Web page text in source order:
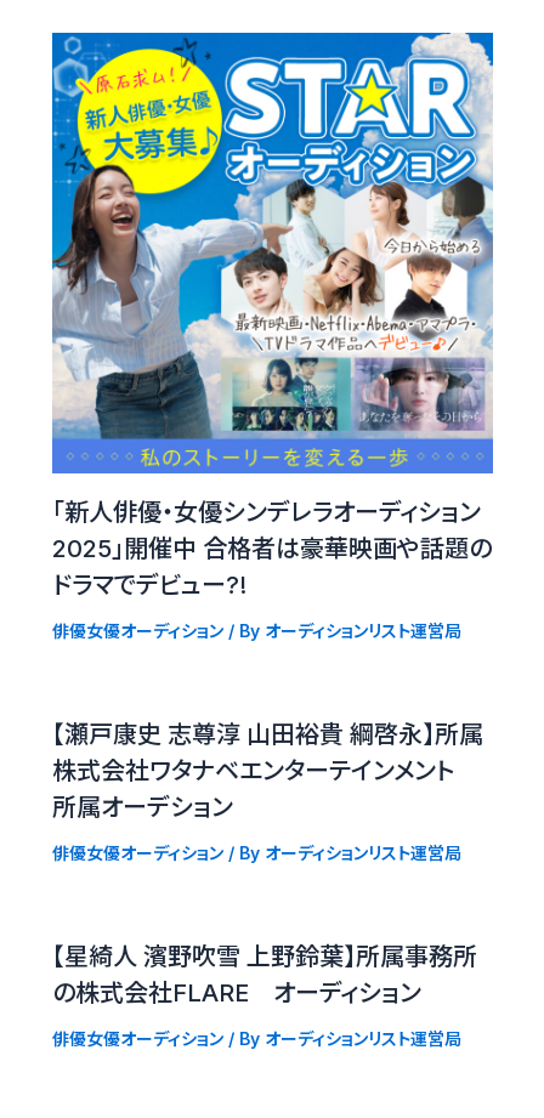
「新人俳優・女優シンデレラオーディション
2025」開催中 合格者は豪華映画や話題の
ドラマでデビュー?!
俳優女優オーディション/ By オーディションリスト運営局
【瀬戸康史 志尊淳 山田裕貴 綱啓永】所属
株式会社ワタナベエンターテインメント
所属オーデション
俳優女優オーディション/ By オーディションリスト運営局
【星綺人 濱野吹雪 上野鈴葉】所属事務所
の株式会社FLARE オーディション
俳優女優オーディション/ By オーディションリスト運営局